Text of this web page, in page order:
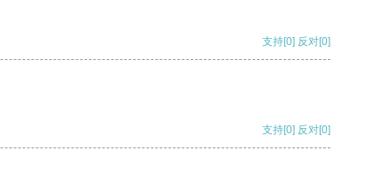
支持[0] 反对[0]
支持[0] 反对[0]